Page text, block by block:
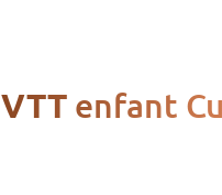
VTT enfant